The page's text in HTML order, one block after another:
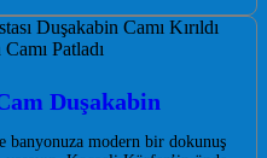
Duşakabin
banyonuza modern bir dokunuş